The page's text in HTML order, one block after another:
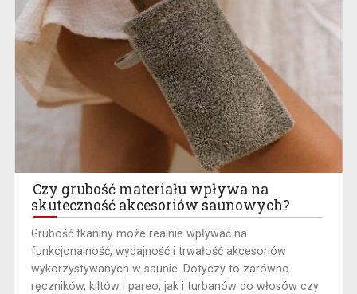
Czy grubość materiału wpływa na
skuteczność akcesoriów saunowych?
Grubość tkaniny może realnie wpływać na
funkcjonalność, wydajność i trwałość akcesoriów
wykorzystywanych w saunie. Dotyczy to zarówno
ręczników, kiltów i pareo, jak i turbanów do włosów czy